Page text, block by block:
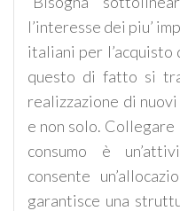
l’interesse dei piu’
italiani per l’acquisto
questo di fatto si
realizzazione di
e non solo.
consumo è
consente
garantisce una